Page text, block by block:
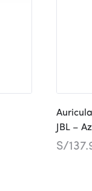
JBL –
S/